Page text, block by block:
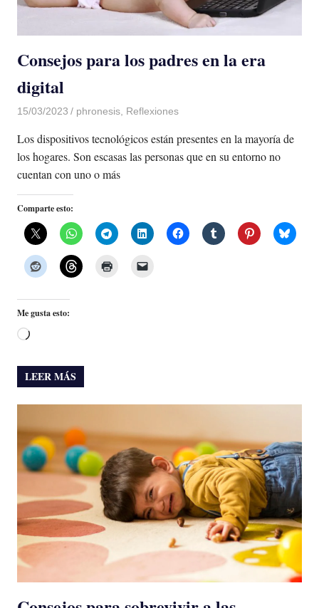
Consejos para los padres en la era
digital
15/03/2023 De todo un Poco
phronesis, Reflexiones
Los dispositivos tecnológicos están presentes en la mayoría de
los hogares. Son escasas las personas que en su entorno no
cuentan con uno o más
Comparte esto:
Me gusta esto:
Cargando...
LEER MÁS